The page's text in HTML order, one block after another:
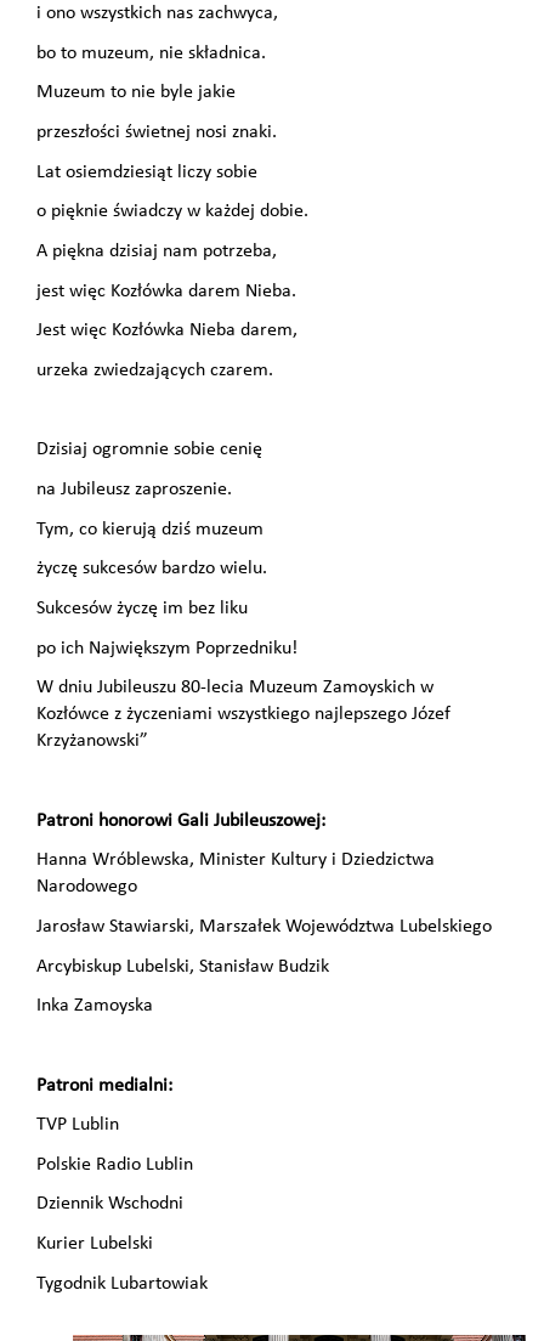
i ono wszystkich nas zachwyca,
bo to muzeum, nie składnica.
Muzeum to nie byle jakie
przeszłości świetnej nosi znaki.
Lat osiemdziesiąt liczy sobie
o pięknie świadczy w każdej dobie.
A piękna dzisiaj nam potrzeba,
jest więc Kozłówka darem Nieba.
Jest więc Kozłówka Nieba darem,
urzeka zwiedzających czarem.
Dzisiaj ogromnie sobie cenię
na Jubileusz zaproszenie.
Tym, co kierują dziś muzeum
życzę sukcesów bardzo wielu.
Sukcesów życzę im bez liku
po ich Największym Poprzedniku!
W dniu Jubileuszu 80-lecia Muzeum Zamoyskich w
Kozłówce z życzeniami wszystkiego najlepszego Józef
Krzyżanowski”
Patroni honorowi Gali Jubileuszowej:
Hanna Wróblewska, Minister Kultury i Dziedzictwa
Narodowego
Jarosław Stawiarski, Marszałek Województwa Lubelskiego
Arcybiskup Lubelski, Stanisław Budzik
Inka Zamoyska
Patroni medialni:
TVP Lublin
Polskie Radio Lublin
Dziennik Wschodni
Kurier Lubelski
Tygodnik Lubartowiak